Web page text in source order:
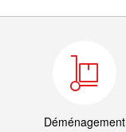
Déménagement